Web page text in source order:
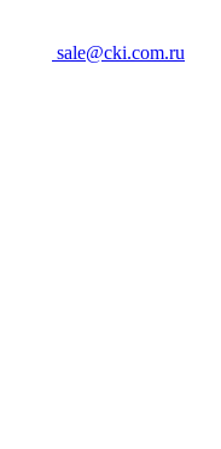
sale@cki.com.ru